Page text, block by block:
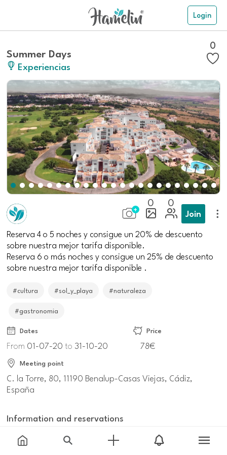
Login
Summer Days
Experiencias
0
0 0
Join
Reserva 4 o 5 noches y consigue un 20% de descuento
sobre nuestra mejor tarifa disponible.
Reserva 6 o más noches y consigue un 25% de descuento
sobre nuestra mejor tarifa disponible .
#cultura #sol_y_playa #naturaleza
#gastronomia
Dates
From 01-07-20to 31-10-20
Price
78€
Meeting point
C. la Torre, 80, 11190 Benalup-Casas Viejas, Cádiz,
España
Information and reservations
andalucia.org/benalup-casas-viejas-ofertas-summer-
days